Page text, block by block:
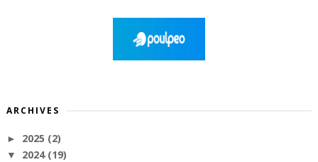
ARCHIVES
► 2025 (2)
▼ 2024 (19)